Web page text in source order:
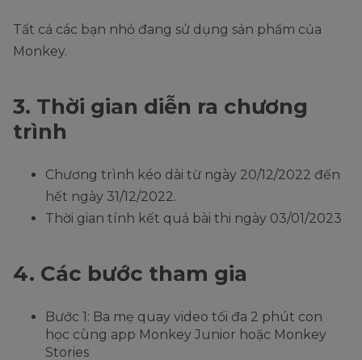
Tất cả các bạn nhỏ đang sử dụng sản phẩm của
Monkey.
3. Thời gian diễn ra chương
trình
Chương trình kéo dài từ ngày 20/12/2022 đến
hết ngày 31/12/2022.
Thời gian tính kết quả bài thi ngày 03/01/2023
4. Các bước tham gia
Bước 1: Ba mẹ quay video tối đa 2 phút con
học cùng app Monkey Junior hoặc Monkey
Stories